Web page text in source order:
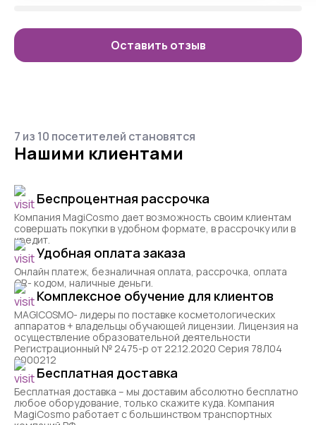
Оставить отзыв
7 из 10 посетителей становятся
Нашими клиентами
Беспроцентная рассрочка
Компания MagiCosmo дает возможность своим клиентам
совершать покупки в удобном формате, в рассрочку или в
кредит.
Удобная оплата заказа
Онлайн платеж, безналичная оплата, рассрочка, оплата
QR- кодом, наличные деньги.
Комплексное обучение для клиентов
MAGICOSMO- лидеры по поставке косметологических
аппаратов + владельцы обучающей лицензии. Лицензия на
осуществление образовательной деятельности
Регистрационный № 2475-р от 22.12.2020 Серия 78Л04
0000212
Бесплатная доставка
Бесплатная доставка – мы доставим абсолютно бесплатно
любое оборудование, только скажите куда. Компания
MagiCosmo работает с большинством транспортных